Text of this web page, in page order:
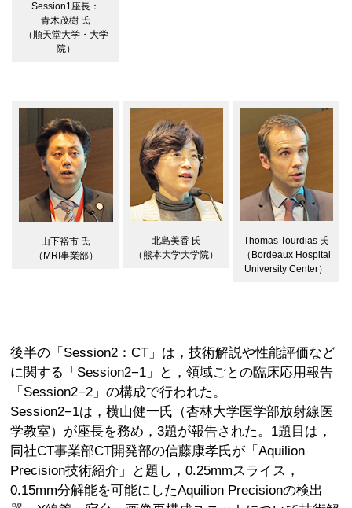
Session1座長：
青木茂樹 氏
（順天堂大学・大学
院）
山下裕市 氏
（MRI事業部）
北島美香 氏
（熊本大学大学院）
Thomas Tourdias 氏
（Bordeaux Hospital
University Center）
後半の「Session2：CT」は，技術解説や性能評価など
に関する「Session2−1」と，領域ごとの臨床応用報告
「Session2−2」の構成で行われた。
Session2−1は，横山健一氏（杏林大学医学部放射線医
学教室）が座長を務め，3題が報告された。1題目は，
同社CT事業部CT開発部の信藤康孝氏が「Aquilion
Precision技術紹介」と題し，0.25mmスライス，
0.15mm分解能を可能にしたAquilion Precisionの検出